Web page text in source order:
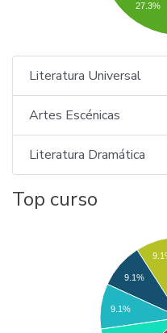
27.3%
Literatura Universal
Artes Escénicas
Literatura Dramática
Top curso
9.1%
9.1%